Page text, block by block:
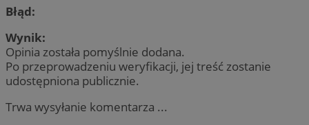
Błąd:
Wynik:
Opinia została pomyślnie dodana.
Po przeprowadzeniu weryfikacji, jej treść zostanie
udostępniona publicznie.
Trwa wysyłanie komentarza ...